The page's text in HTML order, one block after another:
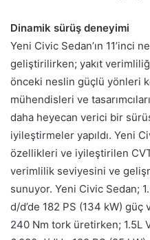
Dinamik sürüş deneyimi
Yeni Civic Sedan’ın 11’inci
geliştirilirken; yakıt
önceki neslin güçlü yönleri
mühendisleri ve
daha heyecan verici bir
iyileştirmeler yapıldı. Yeni
özellikleri ve iyileştirilen
verimlilik seviyesini ve
sunuyor. Yeni Civic Sedan;
d/d’de 182 PS (134 kW) güç
240 Nm tork üretirken; 1.5L